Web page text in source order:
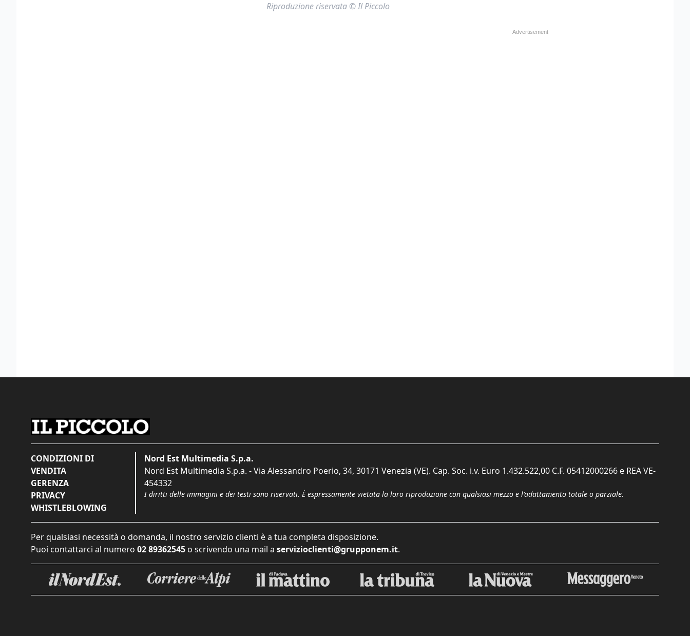
Riproduzione riservata © Il Piccolo
CONDIZIONI DI
VENDITA
GERENZA
PRIVACY
WHISTLEBLOWING
Nord Est Multimedia S.p.a.
Nord Est Multimedia S.p.a. - Via Alessandro Poerio, 34, 30171 Venezia (VE). Cap. Soc. i.v. Euro 1.432.522,00 C.F. 05412000266 e REA VE-
454332
I diritti delle immagini e dei testi sono riservati. È espressamente vietata la loro riproduzione con qualsiasi mezzo e l'adattamento totale o parziale.
Per qualsiasi necessità o domanda, il nostro servizio clienti è a tua completa disposizione.
Puoi contattarci al numero 02 89362545 o scrivendo una mail a servizioclienti@grupponem.it.